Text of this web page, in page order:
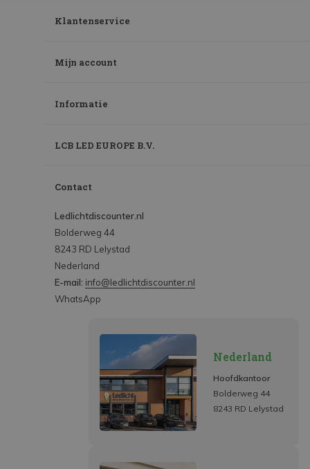
Klantenservice
Mijn account
Informatie
LCB LED EUROPE B.V.
Contact
Ledlichtdiscounter.nl
Bolderweg 44
8243 RD Lelystad
Nederland
E-mail: info@ledlichtdiscounter.nl
WhatsApp
Nederland
Hoofdkantoor
Bolderweg 44
8243 RD Lelystad